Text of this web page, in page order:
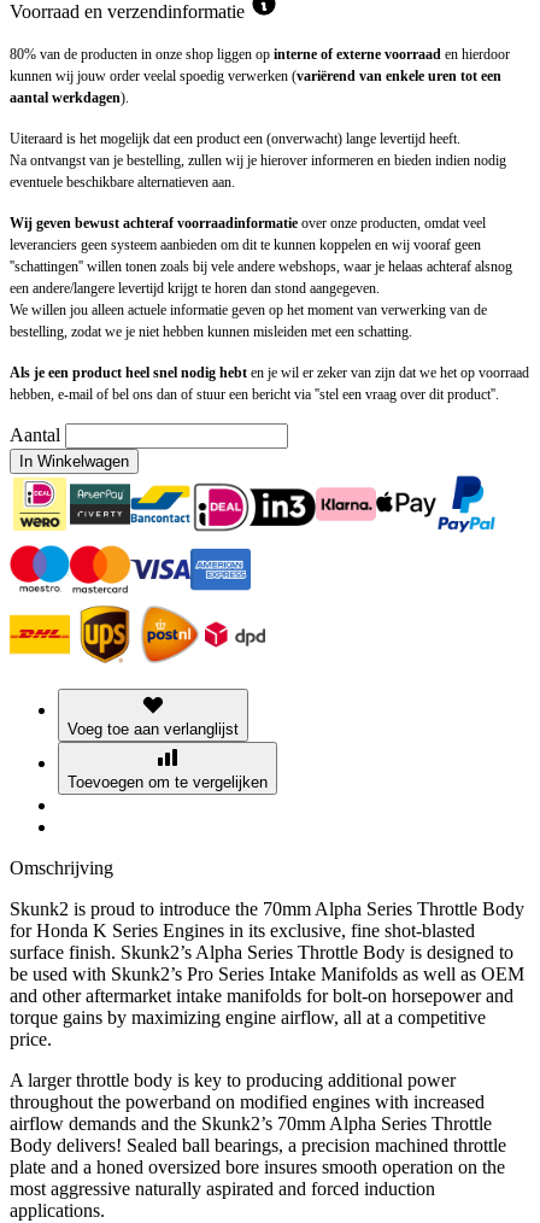
Voorraad en verzendinformatie
80% van de producten in onze shop liggen op interne of externe voorraad en hierdoor
kunnen wij jouw order veelal spoedig verwerken (variërend van enkele uren tot een
aantal werkdagen).
Uiteraard is het mogelijk dat een product een (onverwacht) lange levertijd heeft.
Na ontvangst van je bestelling, zullen wij je hierover informeren en bieden indien nodig
eventuele beschikbare alternatieven aan.
Wij geven bewust achteraf voorraadinformatie over onze producten, omdat veel
leveranciers geen systeem aanbieden om dit te kunnen koppelen en wij vooraf geen
''schattingen'' willen tonen zoals bij vele andere webshops, waar je helaas achteraf alsnog
een andere/langere levertijd krijgt te horen dan stond aangegeven.
We willen jou alleen actuele informatie geven op het moment van verwerking van de
bestelling, zodat we je niet hebben kunnen misleiden met een schatting.
Als je een product heel snel nodig hebt en je wil er zeker van zijn dat we het op voorraad
hebben, e-mail of bel ons dan of stuur een bericht via ''stel een vraag over dit product''.
Aantal
In Winkelwagen
Voeg toe aan verlanglijst
Toevoegen om te vergelijken
Omschrijving
Skunk2 is proud to introduce the 70mm Alpha Series Throttle Body
for Honda K Series Engines in its exclusive, fine shot-blasted
surface finish. Skunk2’s Alpha Series Throttle Body is designed to
be used with Skunk2’s Pro Series Intake Manifolds as well as OEM
and other aftermarket intake manifolds for bolt-on horsepower and
torque gains by maximizing engine airflow, all at a competitive
price.
A larger throttle body is key to producing additional power
throughout the powerband on modified engines with increased
airflow demands and the Skunk2’s 70mm Alpha Series Throttle
Body delivers! Sealed ball bearings, a precision machined throttle
plate and a honed oversized bore insures smooth operation on the
most aggressive naturally aspirated and forced induction
applications.